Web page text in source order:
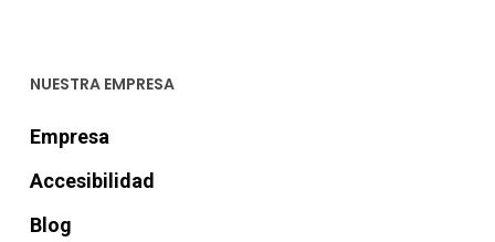
NUESTRA EMPRESA
Empresa
Accesibilidad
Blog